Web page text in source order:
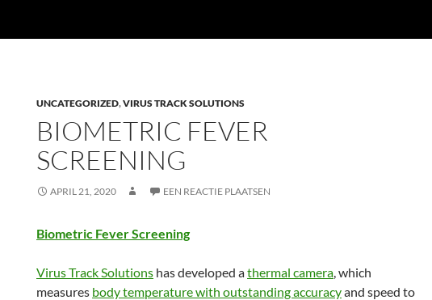
UNCATEGORIZED,VIRUS TRACK SOLUTIONS
BIOMETRIC FEVER
SCREENING
APRIL 21, 2020 EEN REACTIE PLAATSEN
Biometric Fever Screening
Virus Track Solutions has developed athermal camera, which
measures body temperature with outstanding accuracyand speed to